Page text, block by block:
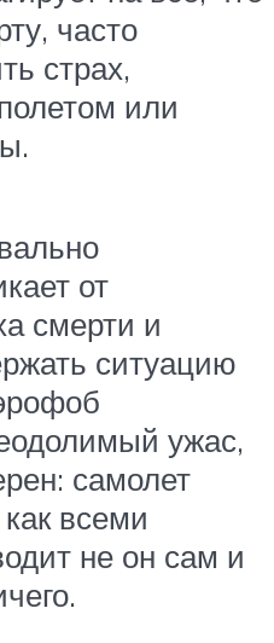
часто
страх,
или
от
смерти и
ситуацию
ужас,
самолет
всеми
не он сам и